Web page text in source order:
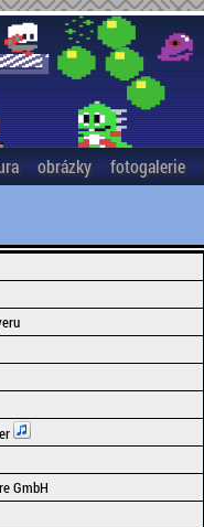
obrázky fotogalerie
GmbH